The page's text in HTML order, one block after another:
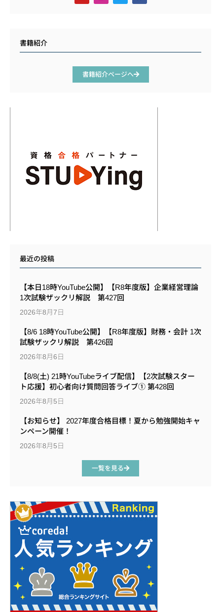
書籍紹介
書籍紹介ページへ
最近の投稿
【本日18時YouTube公開】【R8年度版】企業経営理論
1次試験ザックリ解説 第427回
2026年8月7日
【8/6 18時YouTube公開】【R8年度版】財務・会計 1次
試験ザックリ解説 第426回
2026年8月6日
【8/8(土) 21時YouTubeライブ配信】【2次試験スター
ト応援】初心者向け質問回答ライブ① 第428回
2026年8月5日
【お知らせ】 2027年度合格目標！夏から勉強開始キャ
ンペーン開催！
2026年8月5日
一覧を見る